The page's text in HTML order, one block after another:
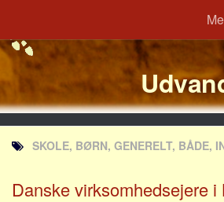
Portal
Udvandrerne.dk
Utvandrerne.no
Utvandrarna.se
Tyskland.dk
England.dk
SKOLE, BØRN, GENERELT, BÅDE,
Danske virksomhedsejere i